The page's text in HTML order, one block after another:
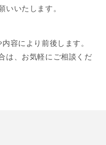
いいたします。
容により前後します。
は、お気軽にご相談くだ